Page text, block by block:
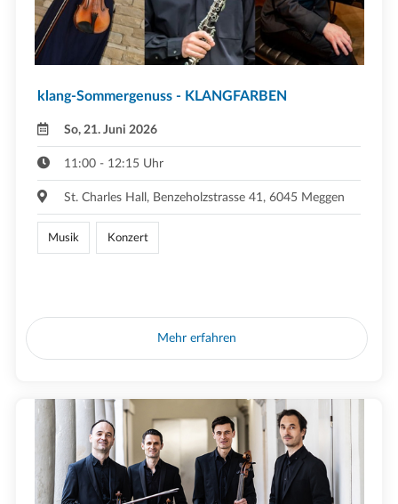
klang-Sommergenuss - KLANGFARBEN
So, 21. Juni 2026
11:00 - 12:15 Uhr
St. Charles Hall, Benzeholzstrasse 41, 6045 Meggen
Musik Konzert
Mehr erfahren